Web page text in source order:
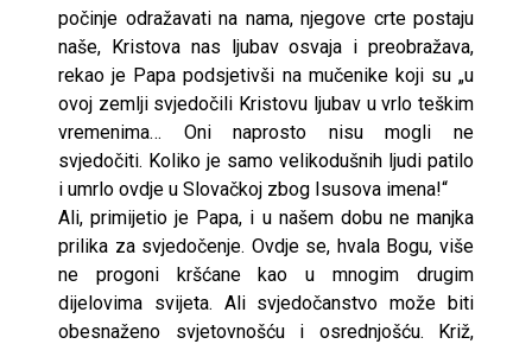
počinje odražavati na nama, njegove crte postaju
naše, Kristova nas ljubav osvaja i preobražava,
rekao je Papa podsjetivši na mučenike koji su „u
ovoj zemlji svjedočili Kristovu ljubav u vrlo teškim
vremenima… Oni naprosto nisu mogli ne
svjedočiti. Koliko je samo velikodušnih ljudi patilo
i umrlo ovdje u Slovačkoj zbog Isusova imena!“
Ali, primijetio je Papa, i u našem dobu ne manjka
prilika za svjedočenje. Ovdje se, hvala Bogu, više
ne progoni kršćane kao u mnogim drugim
dijelovima svijeta. Ali svjedočanstvo može biti
obesnaženo svjetovnošću i osrednjošću. Križ,